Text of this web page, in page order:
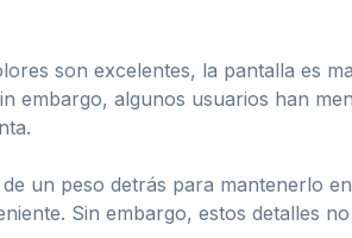
son excelentes, la pantalla es
embargo, algunos usuarios han
un peso detrás para mantenerlo
Sin embargo, estos detalles